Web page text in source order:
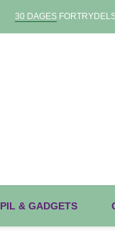
30 DAGES
& GADGETS